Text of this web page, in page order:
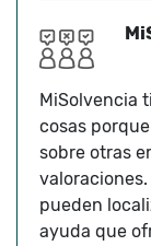
MiSolvencia
cosas
sobre otras
pueden
ayuda que